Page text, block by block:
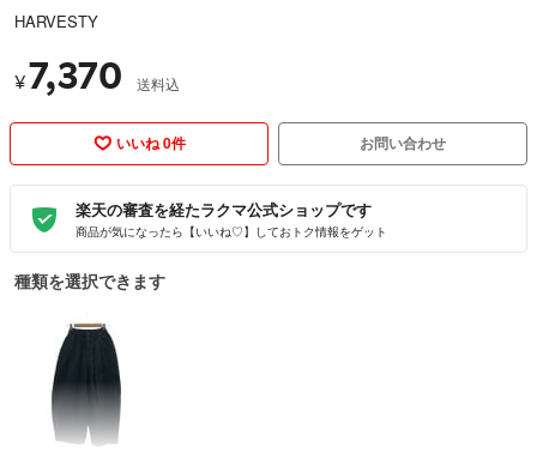
HARVESTY
¥7,370 送料込
いいね 0件 お問い合わせ
楽天の審査を経たラクマ公式ショップです
商品が気になったら【いいね♡】しておトク情報をゲット
種類を選択できます